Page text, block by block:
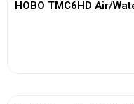
HOBO TMC6HD Air/